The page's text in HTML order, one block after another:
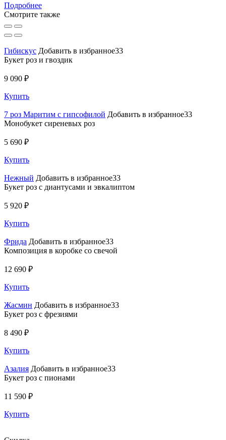
Подробнее
Смотрите также
Гибискус Добавить в избранное33
Букет роз и гвоздик
9 090 ₽
Купить
7 роз Маритим с гипсофилой Добавить в избранное33
Монобукет сиреневых роз
5 690 ₽
Купить
Нежный Добавить в избранное33
Букет роз с диантусами и эвкалиптом
5 920 ₽
Купить
Фрида Добавить в избранное33
Композиция в коробке со свечой
12 690 ₽
Купить
Жасмин Добавить в избранное33
Букет роз с фрезиями
8 490 ₽
Купить
Азалия Добавить в избранное33
Букет роз с пионами
11 590 ₽
Купить